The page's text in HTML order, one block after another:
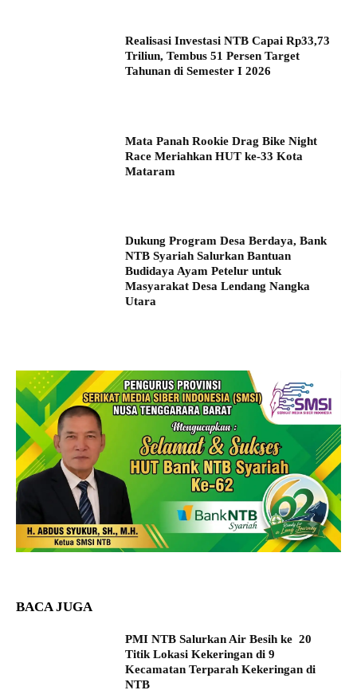
Realisasi Investasi NTB Capai Rp33,73
Triliun, Tembus 51 Persen Target
Tahunan di Semester I 2026
Mata Panah Rookie Drag Bike Night
Race Meriahkan HUT ke-33 Kota
Mataram
Dukung Program Desa Berdaya, Bank
NTB Syariah Salurkan Bantuan
Budidaya Ayam Petelur untuk
Masyarakat Desa Lendang Nangka
Utara
BACA JUGA
PMI NTB Salurkan Air Besih ke 20
Titik Lokasi Kekeringan di 9
Kecamatan Terparah Kekeringan di
NTB